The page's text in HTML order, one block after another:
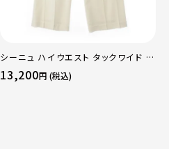
シーニュ ハイウエスト タックワイド パ
ンツ ボトムス オフホワイト 0
13,200円 (税込)